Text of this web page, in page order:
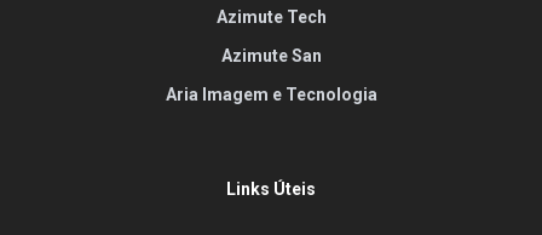
Azimute Tech
Azimute San
Aria Imagem e Tecnologia
Links Úteis